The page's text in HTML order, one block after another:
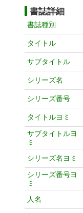
書誌詳細
書誌種別
タイトル
サブタイトル
シリーズ名
シリーズ番号
タイトルヨミ
サブタイトルヨ
ミ
シリーズ名ヨミ
シリーズ番号ヨ
ミ
人名